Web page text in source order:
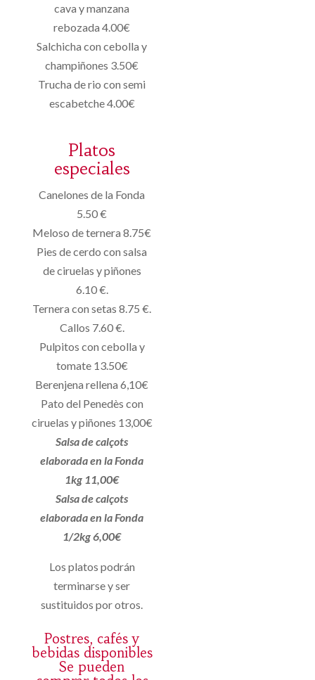
cava y manzana
rebozada 4.00€
Salchicha con cebolla y
champiñones 3.50€
Trucha de rio con semi
escabetche 4.00€
Platos
especiales
Canelones de la Fonda
5.50 €
Meloso de ternera 8.75€
Pies de cerdo con salsa
de ciruelas y piñones
6.10 €.
Ternera con setas 8.75 €.
Callos 7.60 €.
Pulpitos con cebolla y
tomate 13.50€
Berenjena rellena 6,10€
Pato del Penedès con
ciruelas y piñones 13,00€
Salsa de calçots
elaborada en la Fonda
1kg 11,00€
Salsa de calçots
elaborada en la Fonda
1/2kg 6,00€
Los platos podrán
terminarse y ser
sustituidos por otros.
Postres, cafés y
bebidas disponibles
Se pueden